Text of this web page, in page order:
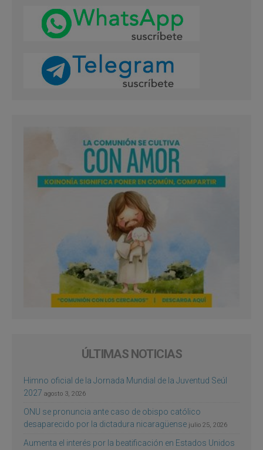
ÚLTIMAS NOTICIAS
Himno oficial de la Jornada Mundial de la Juventud Seúl
2027 agosto 3, 2026
ONU se pronuncia ante caso de obispo católico
desaparecido por la dictadura nicaragüense julio 25, 2026
Aumenta el interés por la beatificación en Estados Unidos